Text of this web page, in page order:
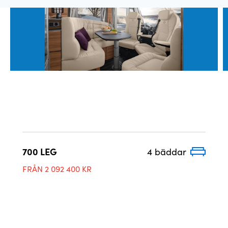
700 LEG 4 bäddar
FRÅN 2 092 400 KR